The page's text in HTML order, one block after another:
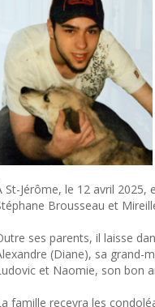
St-Jérôme, le 12 avril 2025,
Brousseau et
ses parents, il laisse
(Diane), sa grand-
et Naomie, son bon
famille recevra les